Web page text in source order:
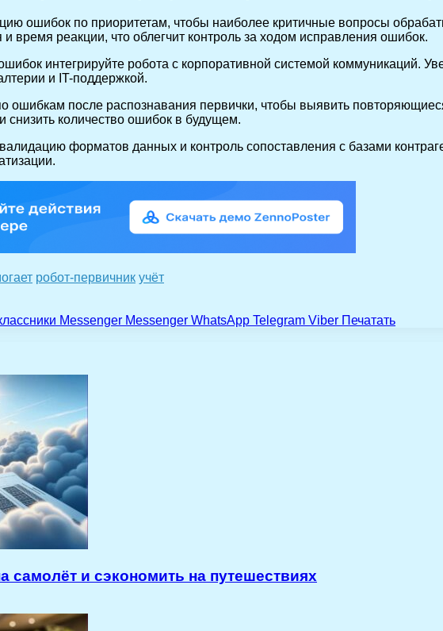
ошибок по приоритетам, чтобы наиболее критичные вопросы
время реакции, что облегчит контроль за ходом исправления ошибок.
интегрируйте робота с корпоративной системой коммуникаций.
и IT-поддержкой.
ошибкам после распознавания первички, чтобы выявить
снизить количество ошибок в будущем.
форматов данных и контроль сопоставления с базами
робот-первичник учёт
Messenger Messenger WhatsApp Telegram Viber Печатать
самолёт и сэкономить на путешествиях